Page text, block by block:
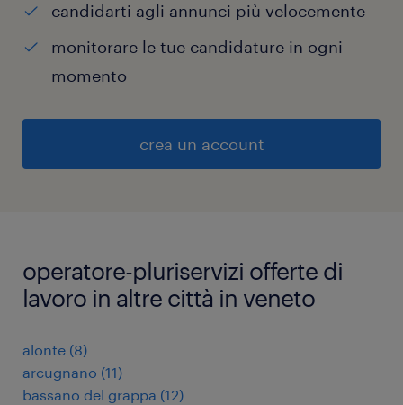
candidarti agli annunci più velocemente
monitorare le tue candidature in ogni
momento
crea un account
operatore-pluriservizi offerte di
lavoro in altre città in veneto
alonte (8)
arcugnano (11)
bassano del grappa (12)